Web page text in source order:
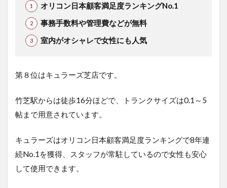
オリコン日本顧客満足度ランキングNo.1
事務手数料や管理費などが無料
室内がオシャレで女性にも人気
第８位はキュラーズ芝店です。
竹芝駅からは徒歩16分ほどで、トランクサイズは0.1～5
帖まで用意されています。
キュラーズはオリコン日本顧客満足度ランキングで8年連
続No.1を獲得、スタッフが常駐しているので女性も安心
して使用できます。